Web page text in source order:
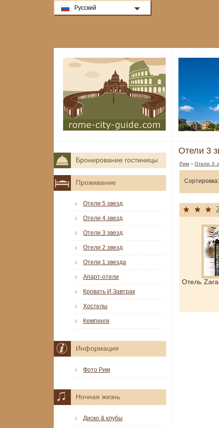
Отели 3
Рим ›Отели 3
Сортировка:
Отель
Бронирование гостиницы
Проживание
Отели 5 звезд
Отели 4 звезд
Отели 3 звезд
Отели 2 звезд
Отели 1 звезда
Апарт-отели
Кровать И Завтрак
Хостелы
Кемпинги
Информация
Фото Рим
Ночная жизнь
Диско & клубы
Русский